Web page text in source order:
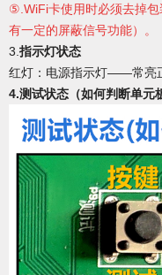
⑤.WiFi卡使用时必须去掉
有一定的屏蔽信号功能）。
3. 指示灯状态
红灯：电源指示灯——常亮
4.测试状态（如何判断单元